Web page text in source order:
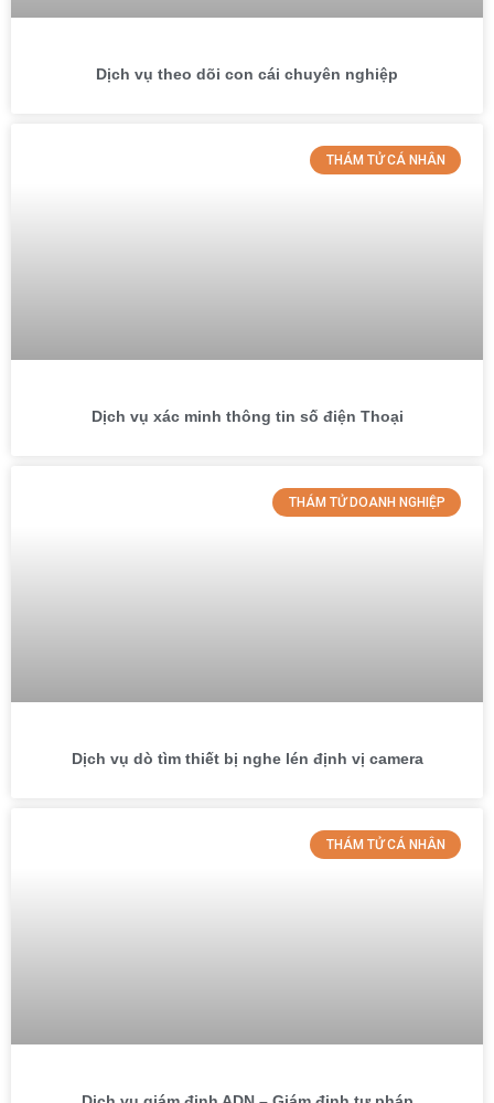
Dịch vụ theo dõi con cái chuyên nghiệp
THÁM TỬ CÁ NHÂN
Dịch vụ xác minh thông tin số điện Thoại
THÁM TỬ DOANH NGHIỆP
Dịch vụ dò tìm thiết bị nghe lén định vị camera
THÁM TỬ CÁ NHÂN